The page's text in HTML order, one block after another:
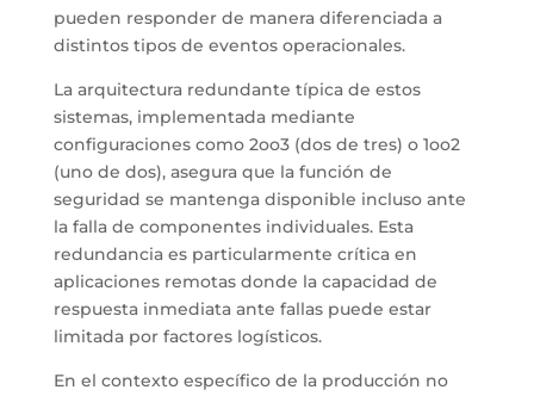
pueden responder de manera diferenciada a
distintos tipos de eventos operacionales.
La arquitectura redundante típica de estos
sistemas, implementada mediante
configuraciones como 2oo3 (dos de tres) o 1oo2
(uno de dos), asegura que la función de
seguridad se mantenga disponible incluso ante
la falla de componentes individuales. Esta
redundancia es particularmente crítica en
aplicaciones remotas donde la capacidad de
respuesta inmediata ante fallas puede estar
limitada por factores logísticos.
En el contexto específico de la producción no